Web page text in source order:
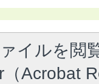
イルを閲
（Acrobat